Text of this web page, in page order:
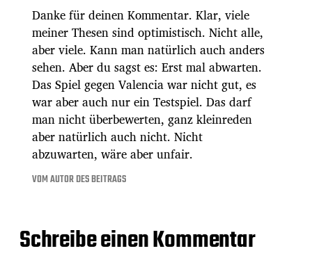
Danke für deinen Kommentar. Klar, viele
meiner Thesen sind optimistisch. Nicht alle,
aber viele. Kann man natürlich auch anders
sehen. Aber du sagst es: Erst mal abwarten.
Das Spiel gegen Valencia war nicht gut, es
war aber auch nur ein Testspiel. Das darf
man nicht überbewerten, ganz kleinreden
aber natürlich auch nicht. Nicht
abzuwarten, wäre aber unfair.
VOM AUTOR DES BEITRAGS
Schreibe einen Kommentar